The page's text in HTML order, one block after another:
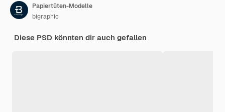
Papiertüten-Modelle
bigraphic
Diese PSD könnten dir auch gefallen